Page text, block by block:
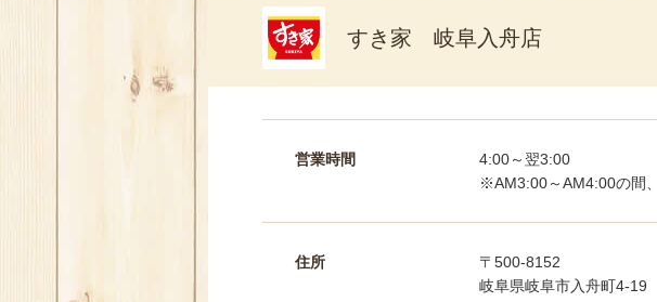
すき家 岐阜入舟店
営業時間
4:00～翌3:00
※AM3:00～AM4:00の間
住所
〒500-8152
岐阜県岐阜市入舟町4-19